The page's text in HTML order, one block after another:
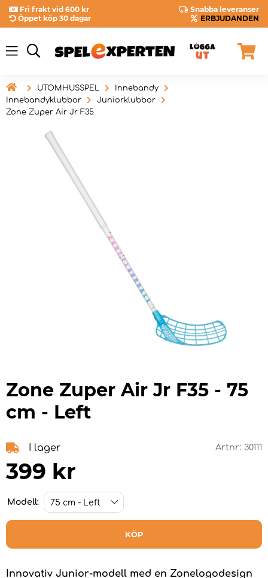
Fri frakt vid 600 kr
Snabba leveranser
Öppet köp 30 dagar
ERBJUDANDEN
 UTOMHUSSPEL
Innebandy
Innebandyklubbor
Juniorklubbor
Zone Zuper Air Jr F35
Zone Zuper Air Jr F35 - 75
cm - Left
I lager Artnr: 30111
399 kr
Modell:
KÖP
Innovativ Junior-modell med en Zonelogodesign